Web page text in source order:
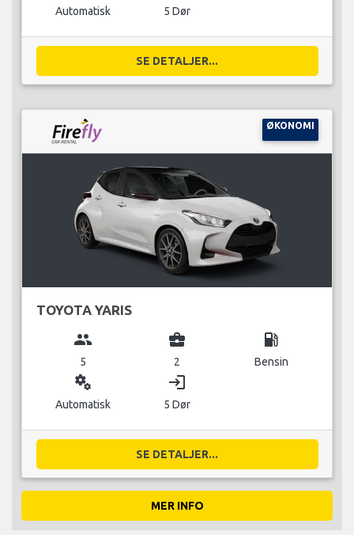
Automatisk 5 Dør
SE DETALJER...
ØKONOMI
TOYOTA YARIS
group
5
business_center
2
local_gas_station
Bensin
miscellaneous_services
Automatisk
login
5 Dør
SE DETALJER...
MER INFO